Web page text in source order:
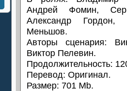
Андрей Фомин,
Александр Гордон,
Меньшов.
Авторы сценария:
Виктор Пелевин.
Продолжительность:
Перевод: Оригинал.
Размер: 701 Mb.